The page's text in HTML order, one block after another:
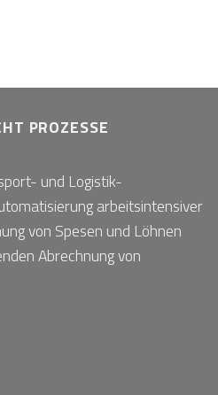
PROZESSE
und Logistik-
arbeitsintensiver
von Spesen und Löhnen
Abrechnung von